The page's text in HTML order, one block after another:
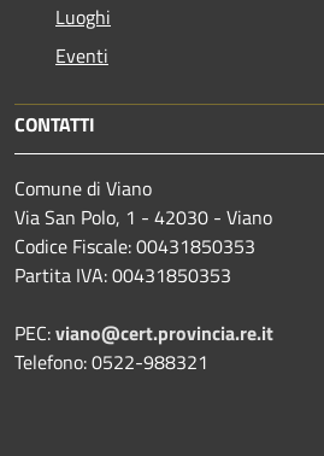
Luoghi
Eventi
CONTATTI
Comune di Viano
Via San Polo, 1 - 42030 - Viano
Codice Fiscale: 00431850353
Partita IVA: 00431850353
PEC:viano@cert.provincia.re.it
Telefono: 0522-988321